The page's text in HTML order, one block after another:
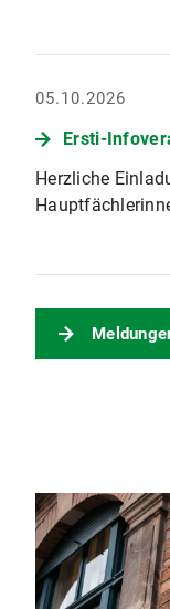
05.10.2026
Ersti-
Herzliche